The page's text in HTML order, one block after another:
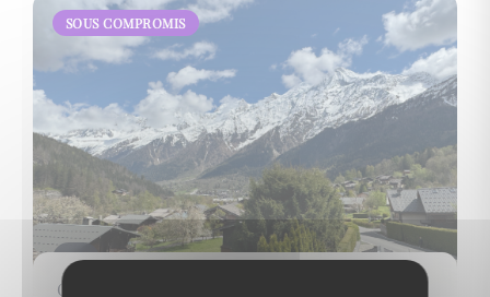
SOUS COMPROMIS
4
CHALET